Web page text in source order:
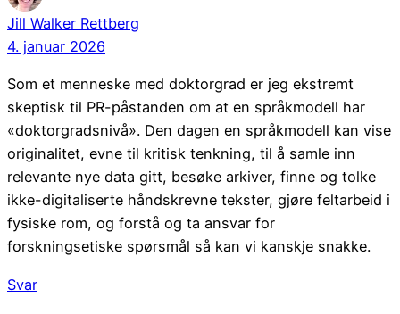
Jill Walker Rettberg
4. januar 2026
Som et menneske med doktorgrad er jeg ekstremt
skeptisk til PR-påstanden om at en språkmodell har
«doktorgradsnivå». Den dagen en språkmodell kan vise
originalitet, evne til kritisk tenkning, til å samle inn
relevante nye data gitt, besøke arkiver, finne og tolke
ikke-digitaliserte håndskrevne tekster, gjøre feltarbeid i
fysiske rom, og forstå og ta ansvar for
forskningsetiske spørsmål så kan vi kanskje snakke.
Svar